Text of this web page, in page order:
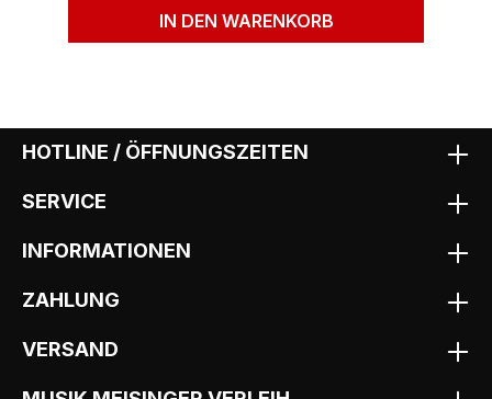
IN DEN WARENKORB
HOTLINE / ÖFFNUNGSZEITEN
SERVICE
INFORMATIONEN
ZAHLUNG
VERSAND